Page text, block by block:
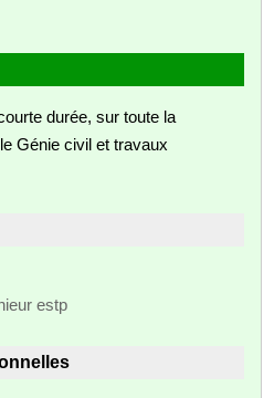
durée, sur toute la
Génie civil et travaux
estp